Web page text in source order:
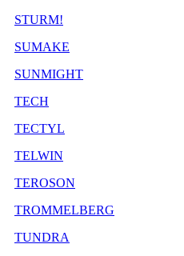
STURM!
SUMAKE
SUNMIGHT
TECH
TECTYL
TELWIN
TEROSON
TROMMELBERG
TUNDRA